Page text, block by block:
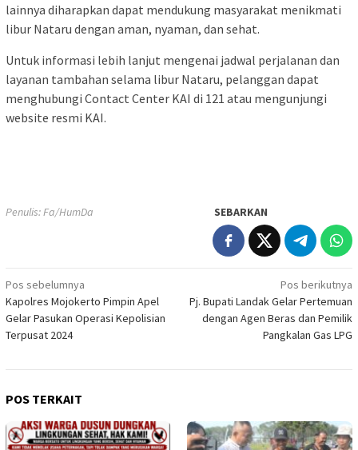
lainnya diharapkan dapat mendukung masyarakat menikmati
libur Nataru dengan aman, nyaman, dan sehat.
Untuk informasi lebih lanjut mengenai jadwal perjalanan dan
layanan tambahan selama libur Nataru, pelanggan dapat
menghubungi Contact Center KAI di 121 atau mengunjungi
website resmi KAI.
Penulis: Fa/HumDa SEBARKAN
Navigasi
pos
Pos sebelumnya
Kapolres Mojokerto Pimpin Apel
Gelar Pasukan Operasi Kepolisian
Terpusat 2024
Pos berikutnya
Pj. Bupati Landak Gelar Pertemuan
dengan Agen Beras dan Pemilik
Pangkalan Gas LPG
POS TERKAIT